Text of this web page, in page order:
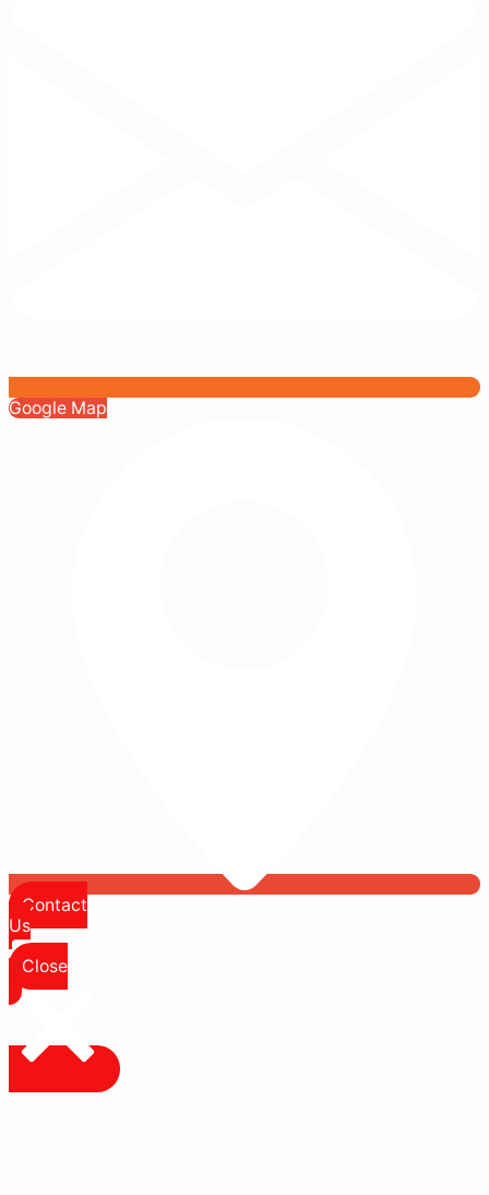
Google Map
Contact
Us
Close